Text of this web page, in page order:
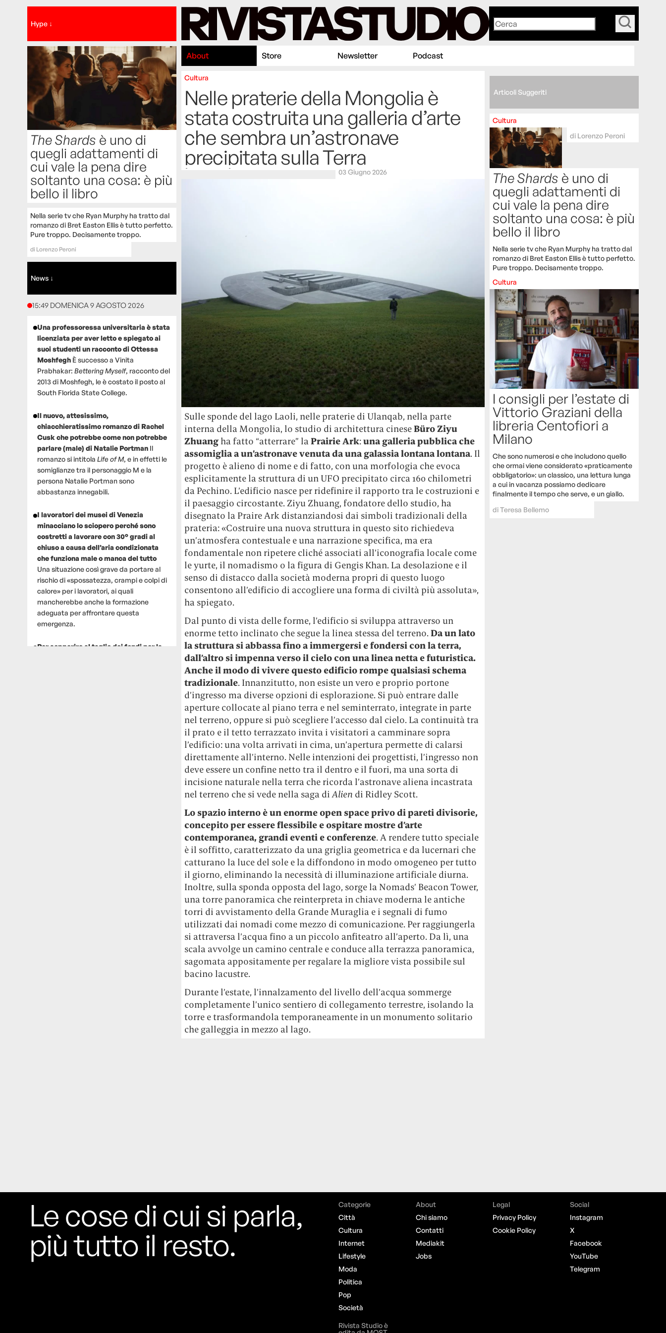
Hype ↓
The Shards è uno di
quegli adattamenti di
cui vale la pena dire
soltanto una cosa: è più
bello il libro
Nella serie tv che Ryan Murphy ha tratto dal
romanzo di Bret Easton Ellis è tutto perfetto.
Pure troppo. Decisamente troppo.
di Lorenzo Peroni
News ↓
15:49 DOMENICA 9 AGOSTO 2026
Una professoressa universitaria è stata
licenziata per aver letto e spiegato ai
suoi studenti un racconto di Ottessa
Moshfegh È successo a Vinita
Prabhakar: Bettering Myself, racconto del
2013 di Moshfegh, le è costato il posto al
South Florida State College.
Il nuovo, attesissimo,
chiacchieratissimo romanzo di Rachel
Cusk che potrebbe come non potrebbe
parlare (male) di Natalie Portman Il
romanzo si intitola Life of M, e in effetti le
somiglianze tra il personaggio M e la
persona Natalie Portman sono
abbastanza innegabili.
I lavoratori dei musei di Venezia
minacciano lo sciopero perché sono
costretti a lavorare con 30° gradi al
chiuso a causa dell’aria condizionata
che funziona male o manca del tutto
Una situazione così grave da portare al
rischio di «spossatezza, crampi e colpi di
calore» per i lavoratori, ai quali
mancherebbe anche la formazione
adeguata per affrontare questa
emergenza.
Per sopperire al taglio dei fondi per la
About Store Newsletter Podcast
Cultura
Nelle praterie della Mongolia è
stata costruita una galleria d’arte
che sembra un’astronave
precipitata sulla Terra
03 Giugno 2026
Sulle sponde del lago Laoli, nelle praterie di Ulanqab, nella parte
interna della Mongolia, lo studio di architettura cineseBüro Ziyu
Zhuangha fatto “atterrare” la Prairie Ark:una galleria pubblica che
assomiglia a un’astronave venuta da una galassia lontana lontana. Il
progetto è alieno di nome e di fatto, con una morfologia che evoca
esplicitamente la struttura di un UFO precipitato circa 160 chilometri
da Pechino. L’edificio nasce per ridefinire il rapporto tra le costruzioni e
il paesaggio circostante. Ziyu Zhuang, fondatore dello studio, ha
disegnato la Praire Ark distanziandosi dai simboli tradizionali della
prateria: «Costruire una nuova struttura in questo sito richiedeva
un’atmosfera contestuale e una narrazione specifica, ma era
fondamentale non ripetere cliché associati all’iconografia locale come
le yurte, il nomadismo o la figura di Gengis Khan. La desolazione e il
senso di distacco dalla società moderna propri di questo luogo
consentono all’edificio di accogliere una forma di civiltà più assoluta»,
ha spiegato.
Dal punto di vista delle forme, l’edificio si sviluppa attraverso un
enorme tetto inclinato che segue la linea stessa del terreno. Da un lato
la struttura si abbassa fino a immergersi e fondersi con la terra,
dall’altro si impenna verso il cielo con una linea netta e futuristica.
Anche il modo di vivere questo edificio rompe qualsiasi schema
tradizionale. Innanzitutto, non esiste un vero e proprio portone
d’ingresso ma diverse opzioni di esplorazione. Si può entrare dalle
aperture collocate al piano terra e nel seminterrato, integrate in parte
nel terreno, oppure si può scegliere l’accesso dal cielo. La continuità tra
il prato e il tetto terrazzato invita i visitatori a camminare sopra
l’edificio: una volta arrivati in cima, un’apertura permette di calarsi
direttamente all’interno. Nelle intenzioni dei progettisti, l’ingresso non
deve essere un confine netto tra il dentro e il fuori, ma una sorta di
incisione naturale nella terra che ricorda l’astronave aliena incastrata
nel terreno che si vede nella saga diAlien di Ridley Scott.
Lo spazio interno è un enorme open space privo di pareti divisorie,
concepito per essere flessibile e ospitare mostre d’arte
contemporanea, grandi eventi e conferenze. A rendere tutto speciale
è il soffitto, caratterizzato da una griglia geometrica e da lucernari che
catturano la luce del sole e la diffondono in modo omogeneo per tutto
il giorno, eliminando la necessità di illuminazione artificiale diurna.
Inoltre, sulla sponda opposta del lago, sorge la Nomads’ Beacon Tower,
una torre panoramica che reinterpreta in chiave moderna le antiche
torri di avvistamento della Grande Muraglia e i segnali di fumo
utilizzati dai nomadi come mezzo di comunicazione. Per raggiungerla
si attraversa l’acqua fino a un piccolo anfiteatro all’aperto. Da lì, una
scala avvolge un camino centrale e conduce alla terrazza panoramica,
sagomata appositamente per regalare la migliore vista possibile sul
bacino lacustre.
Durante l’estate, l’innalzamento del livello dell’acqua sommerge
completamente l’unico sentiero di collegamento terrestre, isolando la
torre e trasformandola temporaneamente in un monumento solitario
che galleggia in mezzo al lago.
Articoli Suggeriti
Cultura
di Lorenzo Peroni
The Shards è uno di
quegli adattamenti di
cui vale la pena dire
soltanto una cosa: è più
bello il libro
Nella serie tv che Ryan Murphy ha tratto dal
romanzo di Bret Easton Ellis è tutto perfetto.
Pure troppo. Decisamente troppo.
Cultura
I consigli per l’estate di
Vittorio Graziani della
libreria Centofiori a
Milano
Che sono numerosi e che includono quello
che ormai viene considerato «praticamente
obbligatorio»: un classico, una lettura lunga
a cui in vacanza possiamo dedicare
finalmente il tempo che serve, e un giallo.
diTeresa Bellemo
Le cose di cui si parla,
più tutto il resto.
Categorie
Città
Cultura
Internet
Lifestyle
Moda
Politica
Pop
Società
About
Chi siamo
Contatti
Mediakit
Jobs
Legal
Privacy Policy
Cookie Policy
Social
Instagram
X
Facebook
YouTube
Telegram
Rivista Studio è